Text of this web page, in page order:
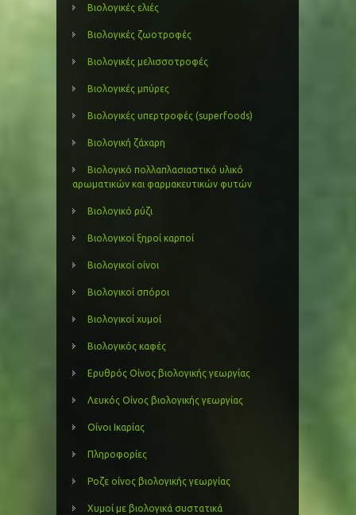
Βιολογικές ελιές
Βιολογικές ζωοτροφές
Βιολογικές μελισσοτροφές
Βιολογικές μπύρες
Βιολογικές υπερτροφές (superfoods)
Βιολογική ζάχαρη
Βιολογικό πολλαπλασιαστικό υλικό
αρωματικών και φαρμακευτικών φυτών
Βιολογικό ρύζι
Βιολογικοί ξηροί καρποί
Βιολογικοί οίνοι
Βιολογικοί σπόροι
Βιολογικοί χυμοί
Βιολογικός καφές
Ερυθρός Οίνος βιολογικής γεωργίας
Λευκός Οίνος βιολογικής γεωργίας
Οίνοι Ικαρίας
Πληροφορίες
Ροζε οίνος βιολογικής γεωργίας
Χυμοί με βιολογικά συστατικά